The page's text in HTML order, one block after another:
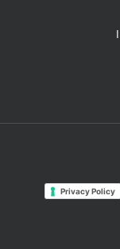
Privacy Policy